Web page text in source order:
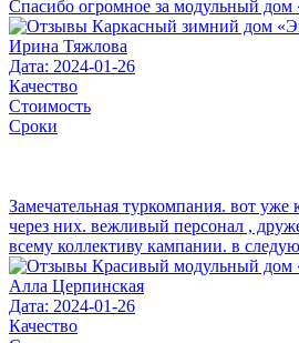
Спасибо огромное за модульный
Ирина Тяжлова
Дата: 2024-01-26
Качество
Стоимость
Сроки
Замечательная туркомпания. вот
через них. вежливый персонал ,
всему коллективу кампании. в
Алла Церпинская
Дата: 2024-01-26
Качество